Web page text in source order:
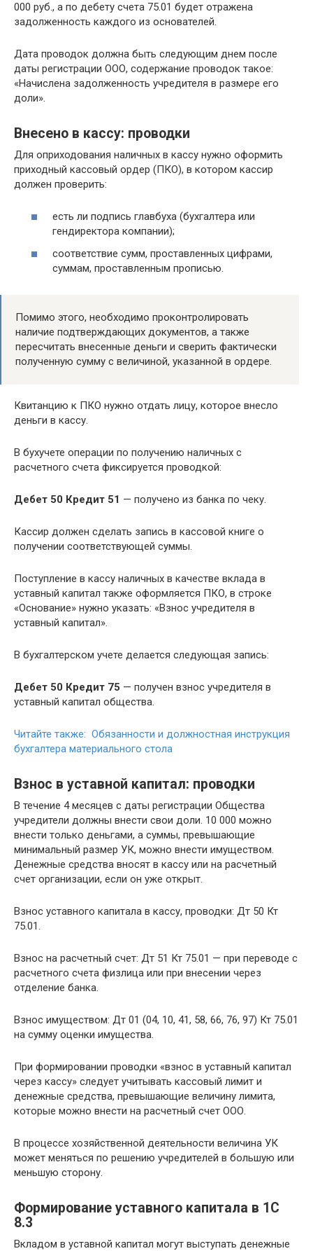
000 руб., а по дебету счета 75.01 будет отражена
задолженность каждого из основателей.
Дата проводок должна быть следующим днем после
даты регистрации ООО, содержание проводок такое:
«Начислена задолженность учредителя в размере его
доли».
Внесено в кассу: проводки
Для оприходования наличных в кассу нужно оформить
приходный кассовый ордер (ПКО), в котором кассир
должен проверить:
есть ли подпись главбуха (бухгалтера или
гендиректора компании);
соответствие сумм, проставленных цифрами,
суммам, проставленным прописью.
Помимо этого, необходимо проконтролировать
наличие подтверждающих документов, а также
пересчитать внесенные деньги и сверить фактически
полученную сумму с величиной, указанной в ордере.
Квитанцию к ПКО нужно отдать лицу, которое внесло
деньги в кассу.
В бухучете операции по получению наличных с
расчетного счета фиксируется проводкой:
Дебет 50 Кредит 51 — получено из банка по чеку.
Кассир должен сделать запись в кассовой книге о
получении соответствующей суммы.
Поступление в кассу наличных в качестве вклада в
уставный капитал также оформляется ПКО, в строке
«Основание» нужно указать: «Взнос учредителя в
уставный капитал».
В бухгалтерском учете делается следующая запись:
Дебет 50 Кредит 75 — получен взнос учредителя в
уставный капитал общества.
Читайте также: Обязанности и должностная инструкция
бухгалтера материального стола
Взнос в уставной капитал: проводки
В течение 4 месяцев с даты регистрации Общества
учредители должны внести свои доли. 10 000 можно
внести только деньгами, а суммы, превышающие
минимальный размер УК, можно внести имуществом.
Денежные средства вносят в кассу или на расчетный
счет организации, если он уже открыт.
Взнос уставного капитала в кассу, проводки: Дт 50 Кт
75.01.
Взнос на расчетный счет: Дт 51 Кт 75.01 — при переводе с
расчетного счета физлица или при внесении через
отделение банка.
Взнос имуществом: Дт 01 (04, 10, 41, 58, 66, 76, 97) Кт 75.01
на сумму оценки имущества.
При формировании проводки «взнос в уставный капитал
через кассу» следует учитывать кассовый лимит и
денежные средства, превышающие величину лимита,
которые можно внести на расчетный счет ООО.
В процессе хозяйственной деятельности величина УК
может меняться по решению учредителей в большую или
меньшую сторону.
Формирование уставного капитала в 1С
8.3
Вкладом в уставной капитал могут выступать денежные